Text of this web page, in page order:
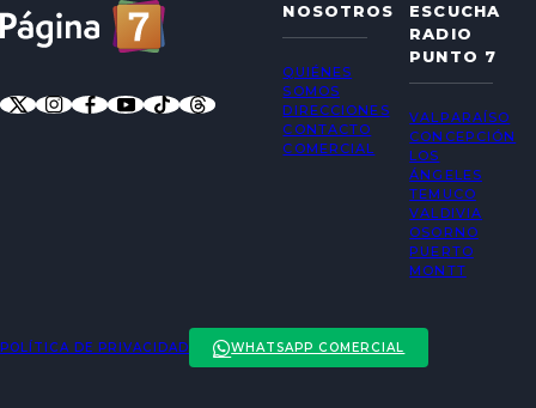
NOSOTROS
QUIÉNES
SOMOS
DIRECCIONES
CONTACTO
COMERCIAL
ESCUCHA
RADIO
PUNTO 7
VALPARAÍSO
CONCEPCIÓN
LOS
ÁNGELES
TEMUCO
VALDIVIA
OSORNO
PUERTO
MONTT
POLÍTICA DE PRIVACIDAD WHATSAPP COMERCIAL